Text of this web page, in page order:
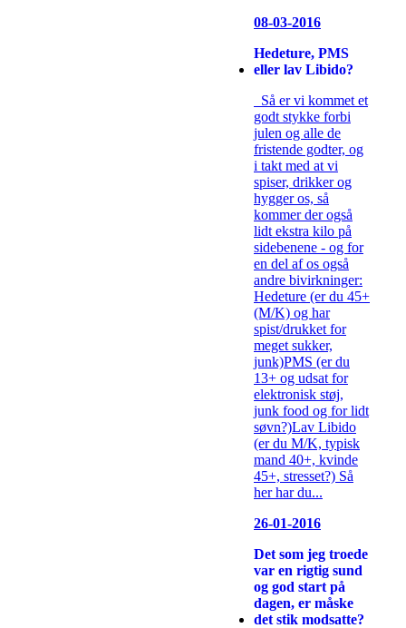
08-03-2016
Hedeture, PMS
eller lav Libido?
Så er vi kommet et
godt stykke forbi
julen og alle de
fristende godter, og
i takt med at vi
spiser, drikker og
hygger os, så
kommer der også
lidt ekstra kilo på
sidebenene - og for
en del af os også
andre bivirkninger:
Hedeture (er du 45+
(M/K) og har
spist/drukket for
meget sukker,
junk)PMS (er du
13+ og udsat for
elektronisk støj,
junk food og for lidt
søvn?)Lav Libido
(er du M/K, typisk
mand 40+, kvinde
45+, stresset?) Så
her har du...
26-01-2016
Det som jeg troede
var en rigtig sund
og god start på
dagen, er måske
det stik modsatte?